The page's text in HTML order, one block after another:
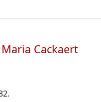
Cackaert
.